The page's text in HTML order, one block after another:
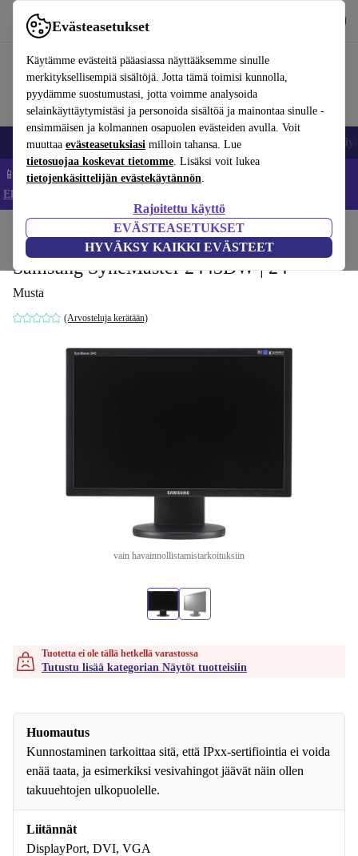
Evästeasetukset
Käytämme evästeitä pääasiassa näyttääksemme sinulle
merkityksellisempiä sisältöjä. Jotta tämä toimisi kunnolla,
pyydämme suostumustasi, jotta voimme analysoida
selainkäyttäytymistäsi ja personoida sisältöä ja mainontaa sinulle -
ensimmäisen ja kolmannen osapuolen evästeiden avulla. Voit
muuttaa evästeasetuksiasi milloin tahansa. Lue
tietosuojaa koskevat tietomme. Lisäksi voit lukea
tietojenkäsittelijän evästekäytännön.
Rajoitettu käyttö
EVÄSTEASETUKSET
HYVÄKSY KAIKKI EVÄSTEET
Käytä refurbed-palvelua nopeasti ja helposti
Matkapuhelimet ja älypuhelimet Kannettavat tietokoneet
📱 Säästä 5 % LISÄÄ iPhoneista – Koodi: IPHONEDEAL –
Ehdot ja säännöt
Samsung SyncMaster 2443DW | 24"
Musta
(Arvosteluja kerätään)
vain havainnollistamistarkoituksiin
Tuotetta ei ole tällä hetkellä varastossa
Tutustu lisää kategorian Näytöt tuotteisiin
Huomautus
Kunnostaminen tarkoittaa sitä, että IPxx-sertifiointia ei voida
enää taata, ja esimerkiksi vesivahingot jäävät näin ollen
takuuehtojen ulkopuolelle.
Liitännät
DisplayPort, DVI, VGA